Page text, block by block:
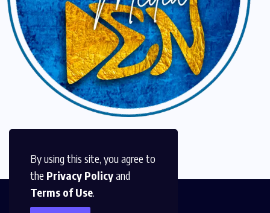
By using this site, you agree to
the Privacy Policyand
Terms of Use.